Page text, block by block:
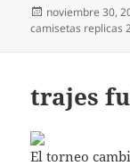
Publicado
el
noviembre 30,
camisetas replicas
trajes
El torneo